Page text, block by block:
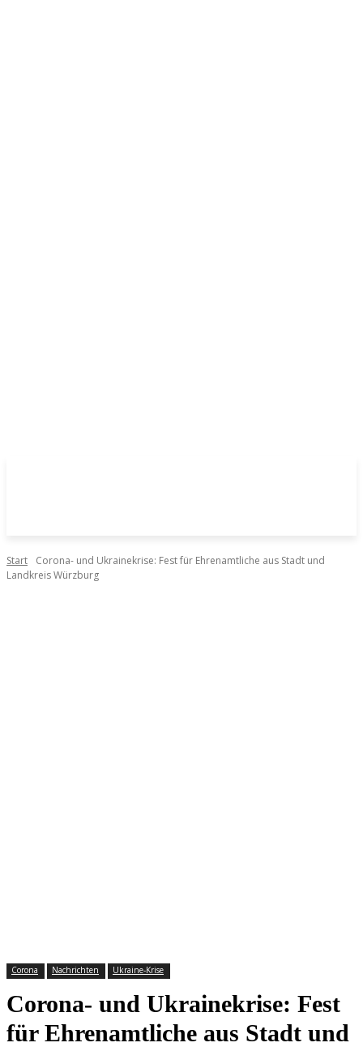
Start
Corona- und Ukrainekrise: Fest für Ehrenamtliche aus Stadt und
Landkreis Würzburg
Corona Nachrichten Ukraine-Krise
Corona- und Ukrainekrise: Fest
für Ehrenamtliche aus Stadt und